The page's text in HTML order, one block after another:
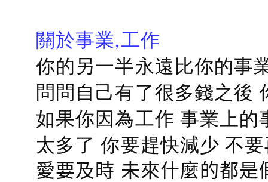
關於事業,工作
你的另一半永遠比你的事
問問自己有了很多錢之後
如果你因為工作 事業上
太多了 你要趕快減少 不
愛要及時 未來什麼的都